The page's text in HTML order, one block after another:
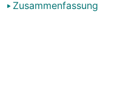
Zusammenfassung